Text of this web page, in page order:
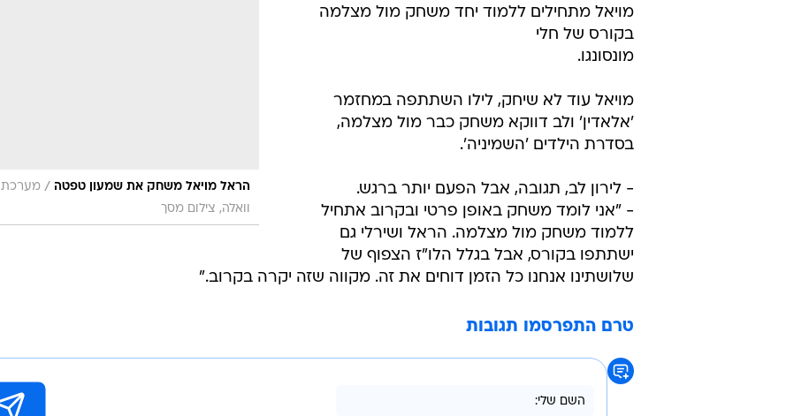
הראל מויאל משחק את שמעון טפטה / מערכת
וואלה, צילום מסך
מויאל מתחילים ללמוד יחד משחק מול מצלמה
בקורס של חלי
מונסונגו.
מויאל עוד לא שיחק, לילו השתתפה במחזמר
'אלאדין' ולב דווקא משחק כבר מול מצלמה,
בסדרת הילדים 'השמיניה'.
- לירון לב, תגובה, אבל הפעם יותר ברגש.
- "אני לומד משחק באופן פרטי ובקרוב אתחיל
ללמוד משחק מול מצלמה. הראל ושירלי גם
ישתתפו בקורס, אבל בגלל הלו"ז הצפוף של
שלושתינו אנחנו כל הזמן דוחים את זה. מקווה שזה יקרה בקרוב."
טרם התפרסמו תגובות